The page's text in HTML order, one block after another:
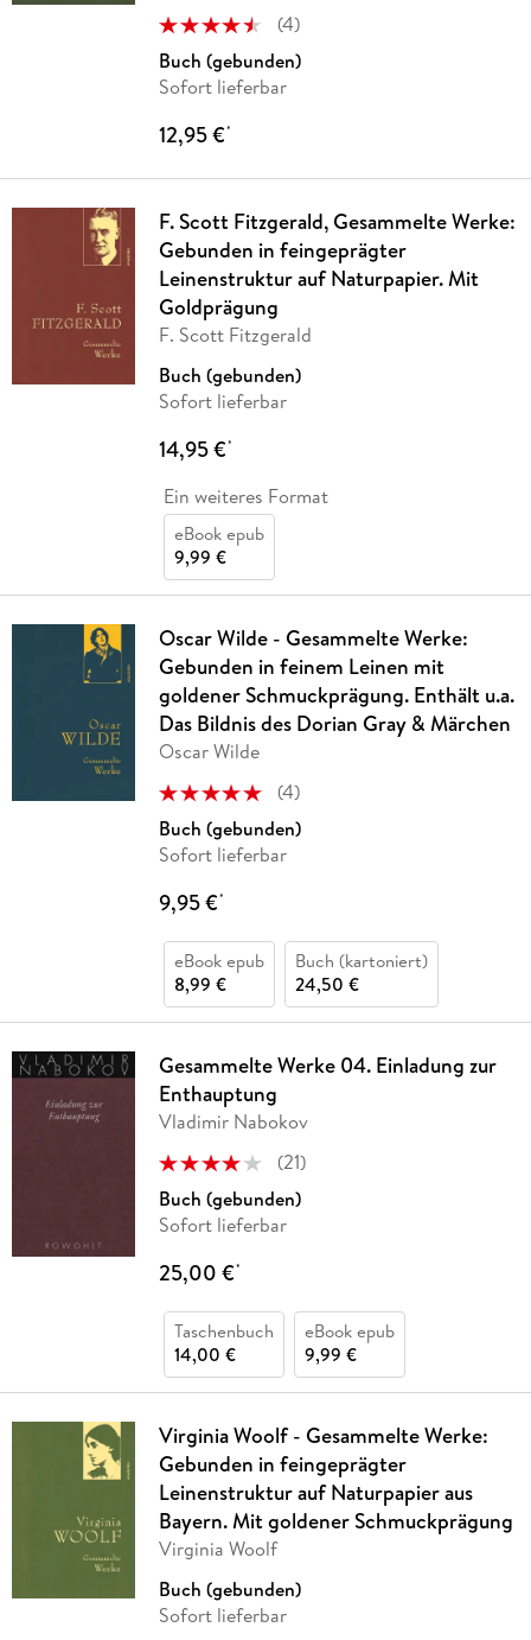
(4)
Buch (gebunden)
Sofort lieferbar
12,95 €*
F. Scott Fitzgerald, Gesammelte Werke:
Gebunden in feingeprägter
Leinenstruktur auf Naturpapier. Mit
Goldprägung
F. Scott Fitzgerald
Buch (gebunden)
Sofort lieferbar
14,95 €*
Ein weiteres Format
eBook epub
9,99 €
Oscar Wilde - Gesammelte Werke:
Gebunden in feinem Leinen mit
goldener Schmuckprägung. Enthält u.a.
Das Bildnis des Dorian Gray & Märchen
Oscar Wilde
(4)
Buch (gebunden)
Sofort lieferbar
9,95 €*
eBook epub
8,99 €
Buch (kartoniert)
24,50 €
Gesammelte Werke 04. Einladung zur
Enthauptung
Vladimir Nabokov
(21)
Buch (gebunden)
Sofort lieferbar
25,00 €*
Taschenbuch
14,00 €
eBook epub
9,99 €
Virginia Woolf - Gesammelte Werke:
Gebunden in feingeprägter
Leinenstruktur auf Naturpapier aus
Bayern. Mit goldener Schmuckprägung
Virginia Woolf
Buch (gebunden)
Sofort lieferbar